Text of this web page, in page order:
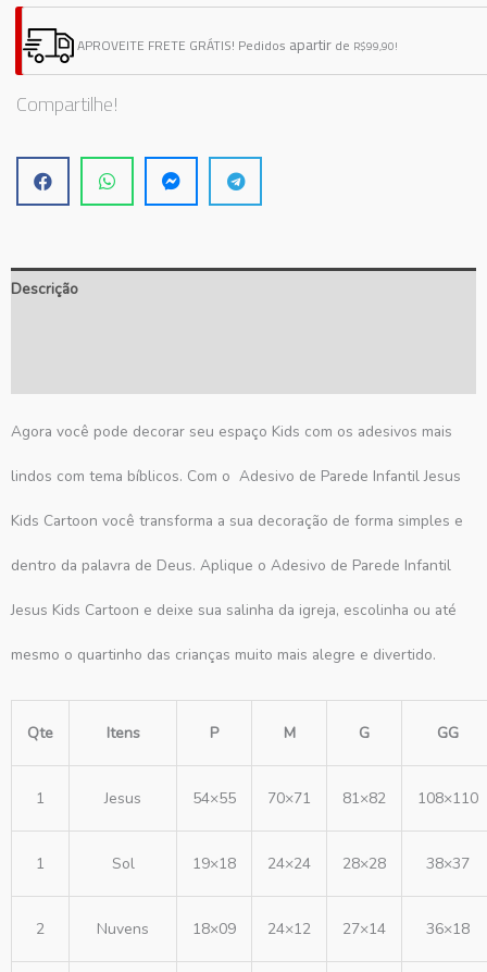
Parede
Infantil
Jesus
Cartoon
APROVEITE FRETE GRÁTIS! Pedidos apartirde R$99,90!
Compartilhe!
Descrição
Agora você pode decorar seu espaço Kids com os adesivos mais
lindos com tema bíblicos. Com o Adesivo de Parede Infantil Jesus
Kids Cartoon você transforma a sua decoração de forma simples e
dentro da palavra de Deus. Aplique o Adesivo de Parede Infantil
Jesus Kids Cartoon e deixe sua salinha da igreja, escolinha ou até
mesmo o quartinho das crianças muito mais alegre e divertido.
Qte Itens P M G GG
1 Jesus 54×55 70×71 81×82 108×110
1 Sol 19×18 24×24 28×28 38×37
2 Nuvens 18×09 24×12 27×14 36×18